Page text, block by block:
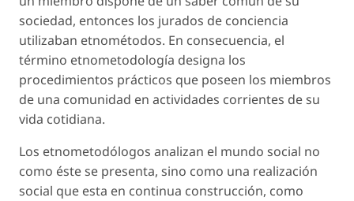
sociedad, entonces los jurados de conciencia
utilizaban etnométodos. En consecuencia, el
término etnometodología designa los
procedimientos prácticos que poseen los miembros
de una comunidad en actividades corrientes de su
vida cotidiana.
Los etnometodólogos analizan el mundo social no
como éste se presenta, sino como una realización
social que esta en continua construcción, como